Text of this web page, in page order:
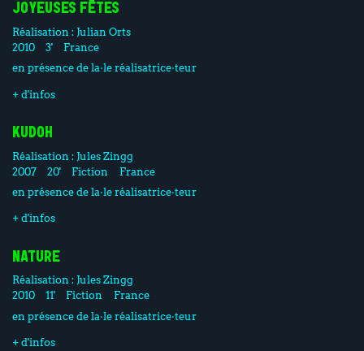
JOYEUSES FÊTES
Réalisation : Julian Orts
2010
3'
France
en présence de la·le réalisatrice·teur
+ d'infos
KUDOH
Réalisation : Jules Zingg
2007
20' Fiction
France
en présence de la·le réalisatrice·teur
+ d'infos
NATURE
Réalisation : Jules Zingg
2010
11' Fiction
France
en présence de la·le réalisatrice·teur
+ d'infos